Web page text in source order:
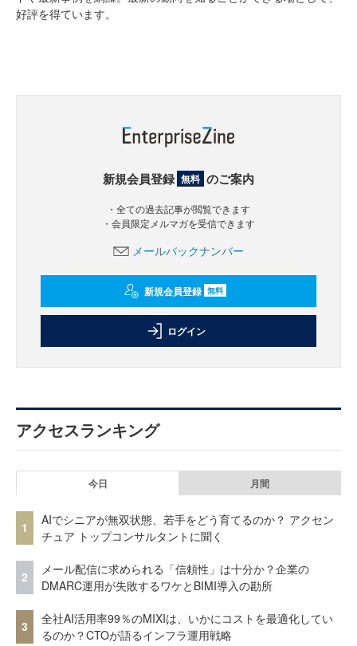
好評を得ています。
新規会員登録 無料 のご案内
・全ての過去記事が閲覧できます
・会員限定メルマガを受信できます
メールバックナンバー
新規会員登録 無料
ログイン
アクセスランキング
今日 月間
1
AIでシニアが無双状態、若手をどう育てるのか？ アクセン
チュア トップコンサルタントに聞く
2
メール配信に求められる「信頼性」は十分か？企業の
DMARC運用が失敗するワケとBIMI導入の勘所
3
全社AI活用率99％のMIXIは、いかにコストを最適化してい
るのか？CTOが語るインフラ運用戦略